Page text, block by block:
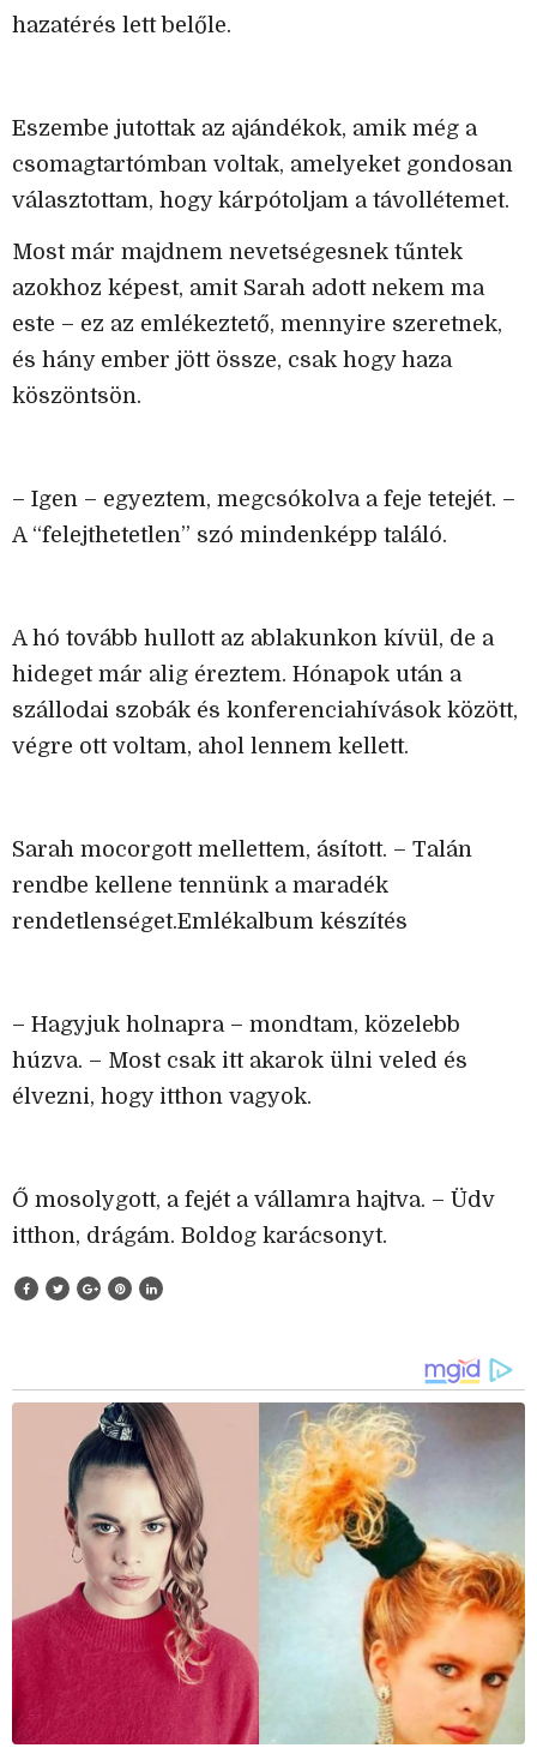
hazatérés lett belőle.
Eszembe jutottak az ajándékok, amik még a
csomagtartómban voltak, amelyeket gondosan
választottam, hogy kárpótoljam a távollétemet.
Most már majdnem nevetségesnek tűntek
azokhoz képest, amit Sarah adott nekem ma
este – ez az emlékeztető, mennyire szeretnek,
és hány ember jött össze, csak hogy haza
köszöntsön.
– Igen – egyeztem, megcsókolva a feje tetejét. –
A “felejthetetlen” szó mindenképp találó.
A hó tovább hullott az ablakunkon kívül, de a
hideget már alig éreztem. Hónapok után a
szállodai szobák és konferenciahívások között,
végre ott voltam, ahol lennem kellett.
Sarah mocorgott mellettem, ásított. – Talán
rendbe kellene tennünk a maradék
rendetlenséget.Emlékalbum készítés
– Hagyjuk holnapra – mondtam, közelebb
húzva. – Most csak itt akarok ülni veled és
élvezni, hogy itthon vagyok.
Ő mosolygott, a fejét a vállamra hajtva. – Üdv
itthon, drágám. Boldog karácsonyt.